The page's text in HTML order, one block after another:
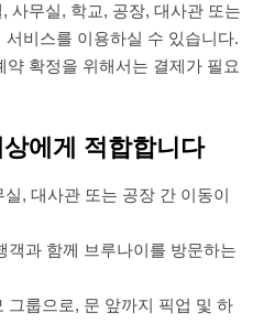
사무실, 학교, 공장, 대사관 또는
비스를 이용하실 수 있습니다.
확정을 위해서는 결제가 필요
에게 적합합니다
, 대사관 또는 공장 간 이동이
객과 함께 브루나이를 방문하는
그룹으로, 문 앞까지 픽업 및 하